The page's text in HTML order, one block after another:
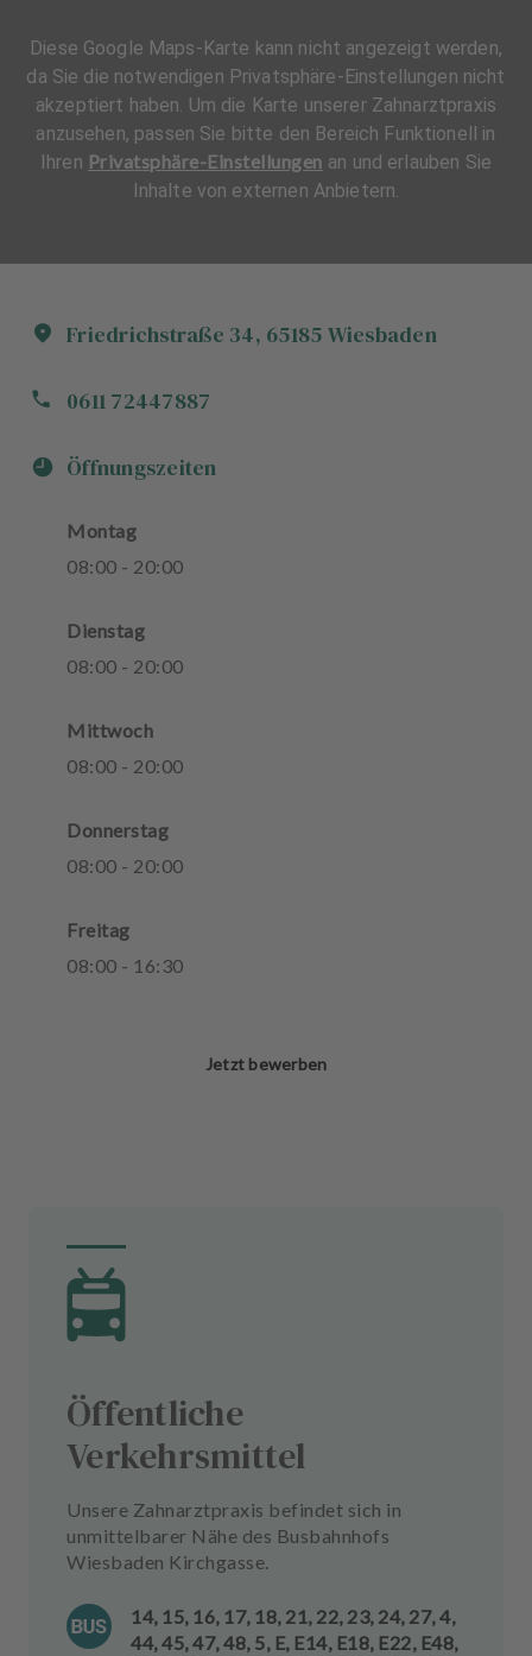
Friedrichstraße 34, 65185 Wiesbaden
0611 72447887
Öffnungszeiten
Montag
08:00 - 20:00
Dienstag
08:00 - 20:00
Mittwoch
08:00 - 20:00
Donnerstag
08:00 - 20:00
Freitag
08:00 - 16:30
Diese Google Maps-Karte kann nicht angezeigt werden,
da Sie die notwendigen Privatsphäre-Einstellungen nicht
akzeptiert haben. Um die Karte unserer Zahnarztpraxis
anzusehen, passen Sie bitte den Bereich Funktionell in
Ihren Privatsphäre-Einstellungen an und erlauben Sie
Inhalte von externen Anbietern.
Jetzt bewerben
Öffentliche
Verkehrsmittel
Unsere Zahnarztpraxis befindet sich in
unmittelbarer Nähe des Busbahnhofs
Wiesbaden Kirchgasse.
14, 15, 16, 17, 18, 21, 22, 23, 24, 27, 4,
44, 45, 47, 48, 5, E, E14, E18, E22, E48,